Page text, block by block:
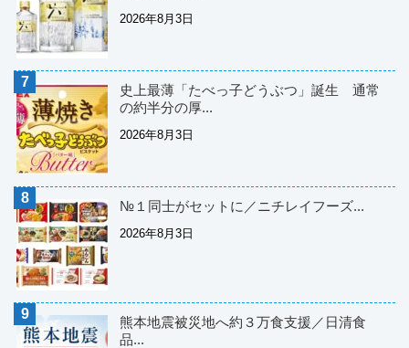
2026年8月3日
史上最薄「たべっ子どうぶつ」誕生 通常
の約半分の厚...
2026年8月3日
№１同士がセットに／ニチレイフーズ...
2026年8月3日
熊本地震被災地へ約３万食支援／日清食
品...